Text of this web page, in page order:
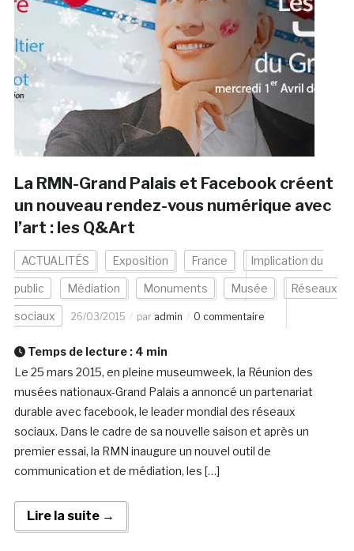
La RMN-Grand Palais et Facebook créent
un nouveau rendez-vous numérique avec
l’art : les Q&Art
ACTUALITÉS Exposition France Implication du
public Médiation Monuments Musée Réseaux
sociaux 26/03/2015 par admin 0 commentaire
Temps de lecture : 4 min
Le 25 mars 2015, en pleine museumweek, la Réunion des
musées nationaux-Grand Palais a annoncé un partenariat
durable avec facebook, le leader mondial des réseaux
sociaux. Dans le cadre de sa nouvelle saison et après un
premier essai, la RMN inaugure un nouvel outil de
communication et de médiation, les […]
Lire la suite →